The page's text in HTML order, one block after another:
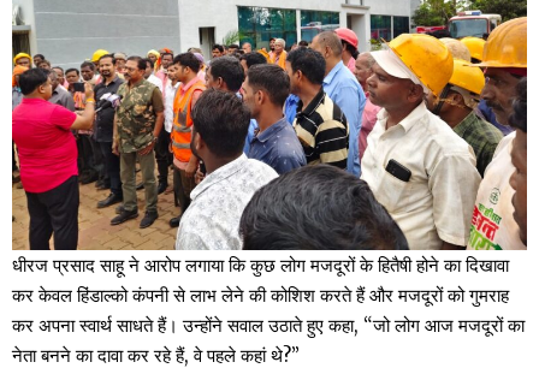
धीरज प्रसाद साहू ने आरोप लगाया कि कुछ लोग मजदूरों के हितैषी होने का दिखावा
कर केवल हिंडाल्को कंपनी से लाभ लेने की कोशिश करते हैं और मजदूरों को गुमराह
कर अपना स्वार्थ साधते हैं। उन्होंने सवाल उठाते हुए कहा, “जो लोग आज मजदूरों का
नेता बनने का दावा कर रहे हैं, वे पहले कहां थे?”